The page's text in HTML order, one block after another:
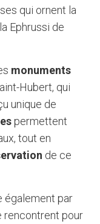
qui ornent la
Ephrussi de
monuments
Hubert, qui
unique de
permettent
tout en
de ce
également par
rencontrent pour